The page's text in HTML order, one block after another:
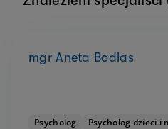
mgr Aneta Bodlas
Psycholog
Psycholog dzieci i